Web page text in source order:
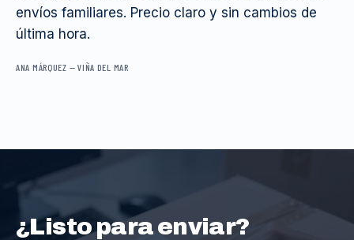
envíos familiares. Precio claro y sin cambios de
última hora.
ANA MÁRQUEZ —VIÑA DEL MAR
¿Listo para enviar?